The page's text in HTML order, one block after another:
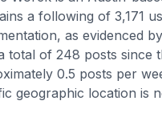
a following of 3,171
as evidenced
total of 248 posts since
0.5 posts per
geographic location is